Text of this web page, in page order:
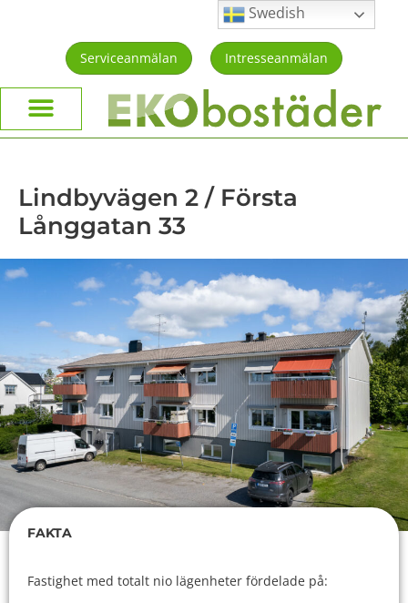
Serviceanmälan Intresseanmälan
Lindbyvägen 2 / Första
Långgatan 33
FAKTA
Fastighet med totalt nio lägenheter fördelade på:
Swedish